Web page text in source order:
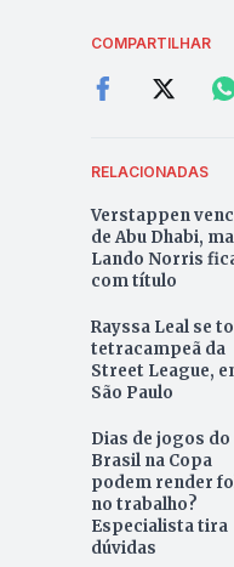
COMPARTILHAR
RELACIONADAS
Verstappen
de Abu Dhabi,
Lando Norris
com título
Rayssa Leal se
tetracampeã da
Street League,
São Paulo
Dias de jogos do
Brasil na Copa
podem render
no trabalho?
Especialista tira
dúvidas